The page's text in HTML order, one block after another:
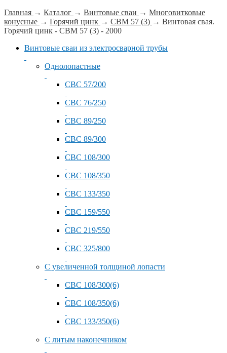
Главная → Каталог → Винтовые сваи → Многовитковые
конусные → Горячий цинк → СВМ 57 (3) → Винтовая свая.
Горячий цинк - СВМ 57 (3) - 2000
Винтовые сваи из электросварной трубы
Однолопастные
СВС 57/200
СВС 76/250
СВС 89/250
СВС 89/300
СВС 108/300
СВС 108/350
СВС 133/350
СВС 159/550
СВС 219/550
СВС 325/800
С увеличенной толщиной лопасти
СВС 108/300(6)
СВС 108/350(6)
СВС 133/350(6)
С литым наконечником